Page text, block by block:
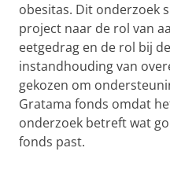
obesitas. Dit onderzoek
project naar de rol van
eetgedrag en de rol bij
instandhouding van
gekozen om
Gratama fonds omdat
onderzoek betreft wat
fonds past.